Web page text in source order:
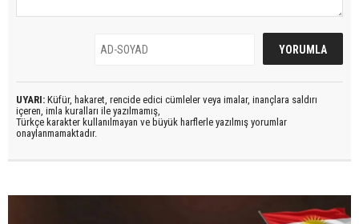
UYARI: Küfür, hakaret, rencide edici cümleler veya imalar, inançlara saldırı
içeren, imla kuralları ile yazılmamış,
Türkçe karakter kullanılmayan ve büyük harflerle yazılmış yorumlar
onaylanmamaktadır.